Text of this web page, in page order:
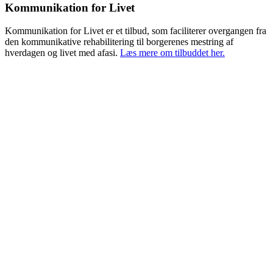
Kommunikation for Livet
Kommunikation for Livet er et tilbud, som faciliterer overgangen fra
den kommunikative rehabilitering til borgerenes mestring af
hverdagen og livet med afasi. Læs mere om tilbuddet her.